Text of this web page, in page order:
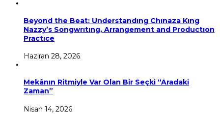
Beyond the Beat: Understandıng Chınaza Kıng
Nazzy’s Songwrıtıng, Arrangement and Productıon
Practıce
Haziran 28, 2026
Mekânın Ritmiyle Var Olan Bir Seçki “Aradaki
Zaman”
Nisan 14, 2026